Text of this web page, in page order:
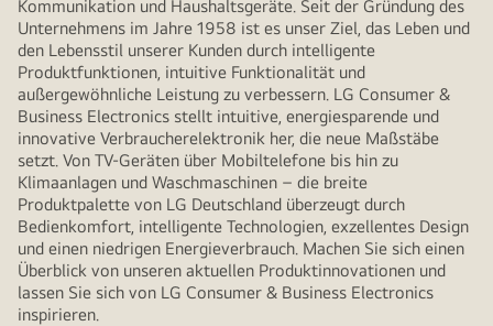
Kommunikation und Haushaltsgeräte. Seit der Gründung des
Unternehmens im Jahre 1958 ist es unser Ziel, das Leben und
den Lebensstil unserer Kunden durch intelligente
Produktfunktionen, intuitive Funktionalität und
außergewöhnliche Leistung zu verbessern. LG Consumer &
Business Electronics stellt intuitive, energiesparende und
innovative Verbraucherelektronik her, die neue Maßstäbe
setzt. Von TV-Geräten über Mobiltelefone bis hin zu
Klimaanlagen und Waschmaschinen – die breite
Produktpalette von LG Deutschland überzeugt durch
Bedienkomfort, intelligente Technologien, exzellentes Design
und einen niedrigen Energieverbrauch. Machen Sie sich einen
Überblick von unseren aktuellen Produktinnovationen und
lassen Sie sich von LG Consumer & Business Electronics
inspirieren.